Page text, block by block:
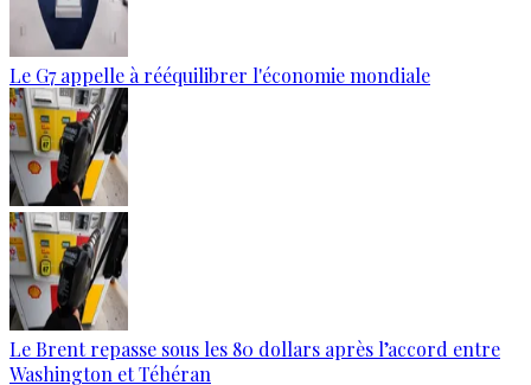
Le G7 appelle à rééquilibrer l'économie mondiale
Le Brent repasse sous les 80 dollars après l’accord entre
Washington et Téhéran